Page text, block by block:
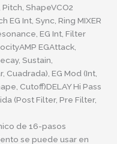
ShapeVCO2
EG Int, Sync, Ring MIXER
EG Int, Filter
EGAttack,
Sustain,
Cuadrada), EG Mod (Int,
Cutoff)DELAY Hi Pass
(Post Filter, Pre Filter,
de 16-pasos
se puede usar en